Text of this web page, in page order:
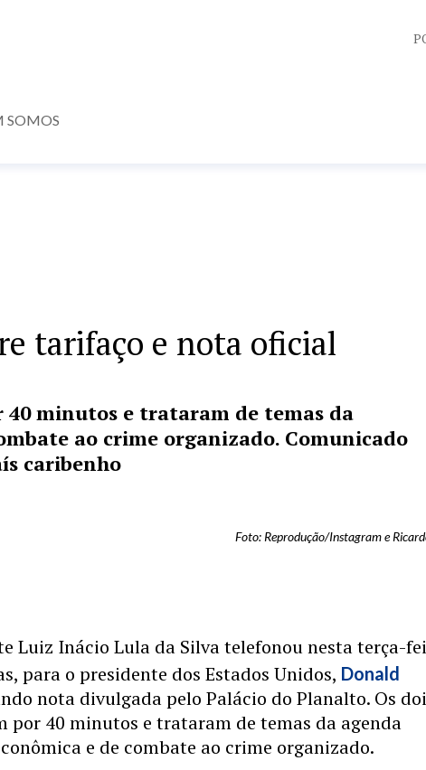
SOMOS
tarifaço e nota oficial
40 minutos e trataram de temas da
ao crime organizado. Comunicado
caribenho
Foto: Reprodução/Instagram e
Luiz Inácio Lula da Silva telefonou nesta terça-
para o presidente dos Estados Unidos, Donald
nota divulgada pelo Palácio do Planalto. Os
por 40 minutos e trataram de temas da agenda
e de combate ao crime organizado.